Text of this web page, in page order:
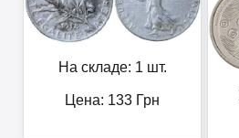
На складе: 1 шт.
Цена: 133 Грн